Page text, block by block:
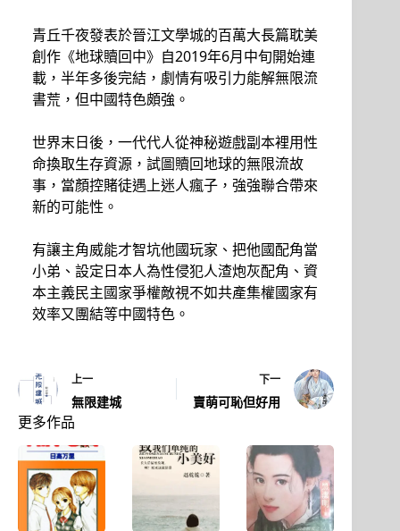
青丘千夜發表於晉江文學城的百萬大長篇耽美
創作《地球贖回中》自2019年6月中旬開始連
載，半年多後完結，劇情有吸引力能解無限流
書荒，但中國特色頗強。
世界末日後，一代代人從神秘遊戲副本裡用性
命換取生存資源，試圖贖回地球的無限流故
事，當顏控賭徒遇上迷人瘋子，強強聯合帶來
新的可能性。
有讓主角威能才智坑他國玩家、把他國配角當
小弟、設定日本人為性侵犯人渣炮灰配角、資
本主義民主國家爭權敵視不如共產集權國家有
效率又團結等中國特色。
上一
無限建城
下一
賣萌可恥但好用
更多作品